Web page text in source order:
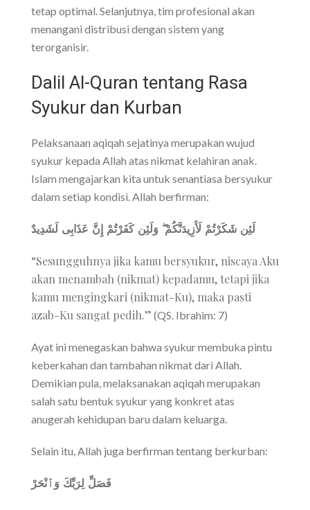
tetap optimal. Selanjutnya, tim profesional akan
menangani distribusi dengan sistem yang
terorganisir.
Dalil Al-Quran tentang Rasa
Syukur dan Kurban
Pelaksanaan aqiqah sejatinya merupakan wujud
syukur kepada Allah atas nikmat kelahiran anak.
Islam mengajarkan kita untuk senantiasa bersyukur
dalam setiap kondisi. Allah berfirman:
لَئِن شَكَرْتُمْ لَأَزِيدَنَّكُمْ ۖ وَلَئِن كَفَرْتُمْ إِنَّ عَذَابِى لَشَدِيدٌ
“Sesungguhnya jika kamu bersyukur, niscaya Aku
akan menambah (nikmat) kepadamu, tetapi jika
kamu mengingkari (nikmat-Ku), maka pasti
azab-Ku sangat pedih.” (QS. Ibrahim: 7)
Ayat ini menegaskan bahwa syukur membuka pintu
keberkahan dan tambahan nikmat dari Allah.
Demikian pula, melaksanakan aqiqah merupakan
salah satu bentuk syukur yang konkret atas
anugerah kehidupan baru dalam keluarga.
Selain itu, Allah juga berfirman tentang berkurban:
فَصَلِّ لِرَبِّكَ وَٱنْحَرْ